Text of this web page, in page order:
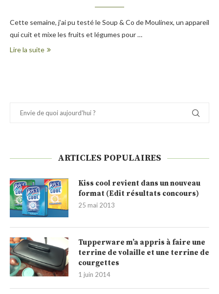
Cette semaine, j’ai pu testé le Soup & Co de Moulinex, un appareil
qui cuit et mixe les fruits et légumes pour …
Lire la suite
ARTICLES POPULAIRES
Kiss cool revient dans un nouveau
format (Edit résultats concours)
25 mai 2013
Tupperware m’a appris à faire une
terrine de volaille et une terrine de
courgettes
1 juin 2014